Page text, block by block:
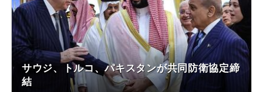
サウジ、トルコ、パキスタンが共同防衛協定締
結